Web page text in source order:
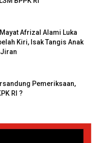
Afrizal Alami Luka
Kiri, Isak Tangis Anak
Pemeriksaan,
RI ?